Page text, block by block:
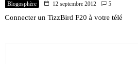
Blogosphère 12 septembre 2012 5
Connecter un TizzBird F20 à votre télé